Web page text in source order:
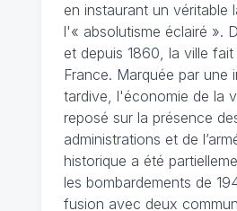
en instaurant un véritable
l'« absolutisme éclairé ».
et depuis 1860, la ville
France. Marquée par une
tardive, l'économie de la
reposé sur la présence
administrations et de
historique a été
les bombardements de
fusion avec deux